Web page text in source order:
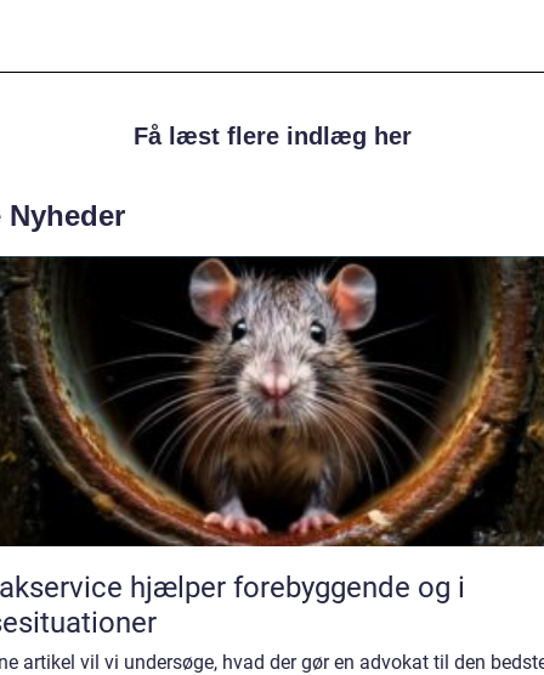
Få læst flere indlæg her
Nyheder
hjælper forebyggende og i
artikel vil vi undersøge, hvad der gør en advokat til den